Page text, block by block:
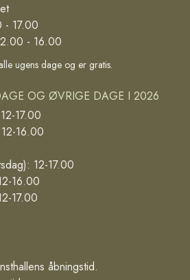
- 17.00
- 16.00
ugens dage og er gratis.
OG ØVRIGE DAGE I 2026
17.00
16.00
12-17.00
16.00
17.00
åbningstid.